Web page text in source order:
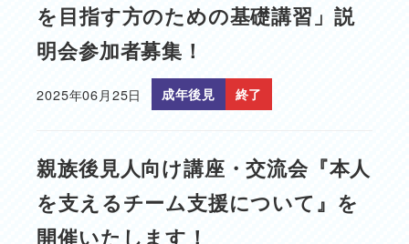
を目指す方のための基礎講習」説
明会参加者募集！
投稿日
2025年06月25日 成年後見 終了
親族後見人向け講座・交流会『本人
を支えるチーム支援について』を
開催いたします！